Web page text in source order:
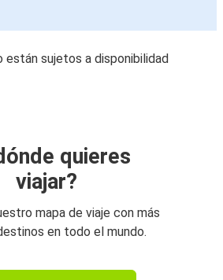
están sujetos a disponibilidad
quieres
viajar?
mapa de viaje con más
en todo el mundo.